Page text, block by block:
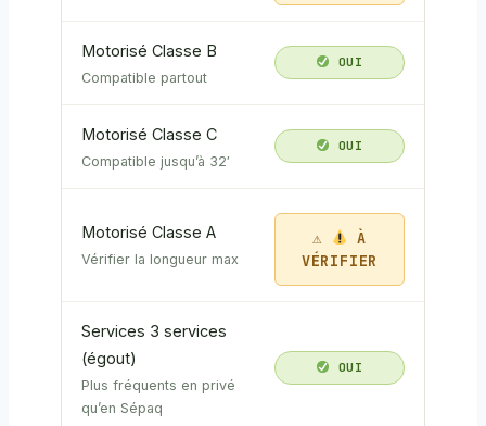
Motorisé Classe B
Compatible partout
OUI
Motorisé Classe C
Compatible jusqu’à 32′
OUI
Motorisé Classe A
Vérifier la longueur max
À
VÉRIFIER
Services 3 services
(égout)
Plus fréquents en privé
qu’en Sépaq
OUI